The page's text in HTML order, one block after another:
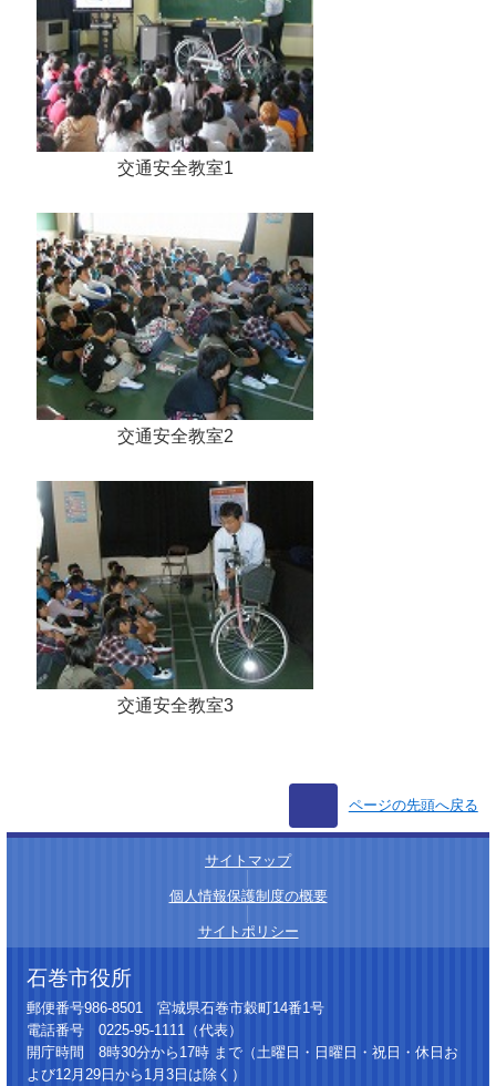
交通安全教室1
交通安全教室2
交通安全教室3
ページの先頭へ戻る
サイトマップ
個人情報保護制度の概要
サイトポリシー
石巻市役所
郵便番号986-8501 宮城県石巻市穀町14番1号
電話番号 0225-95-1111（代表）
開庁時間 8時30分から17時 まで（土曜日・日曜日・祝日・休日お
よび12月29日から1月3日は除く）